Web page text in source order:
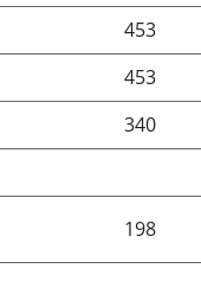
453
453
340
198